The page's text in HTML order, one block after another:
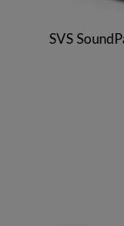
SVS